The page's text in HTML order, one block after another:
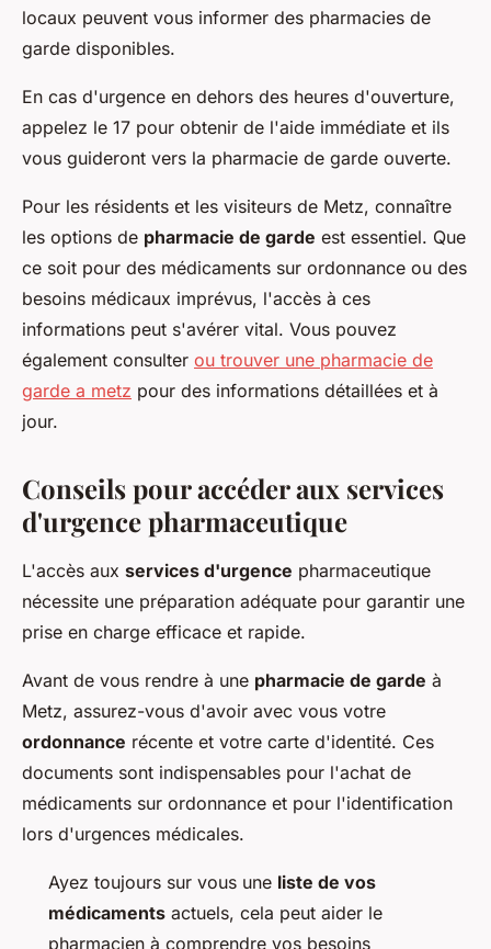
locaux peuvent vous informer des pharmacies de
garde disponibles.
En cas d'urgence en dehors des heures d'ouverture,
appelez le 17 pour obtenir de l'aide immédiate et ils
vous guideront vers la pharmacie de garde ouverte.
Pour les résidents et les visiteurs de Metz, connaître
les options de pharmacie de garde est essentiel. Que
ce soit pour des médicaments sur ordonnance ou des
besoins médicaux imprévus, l'accès à ces
informations peut s'avérer vital. Vous pouvez
également consulter ou trouver une pharmacie de
garde a metz pour des informations détaillées et à
jour.
Conseils pour accéder aux services
d'urgence pharmaceutique
L'accès aux services d'urgence pharmaceutique
nécessite une préparation adéquate pour garantir une
prise en charge efficace et rapide.
Avant de vous rendre à une pharmacie de garde à
Metz, assurez-vous d'avoir avec vous votre
ordonnance récente et votre carte d'identité. Ces
documents sont indispensables pour l'achat de
médicaments sur ordonnance et pour l'identification
lors d'urgences médicales.
Ayez toujours sur vous une liste de vos
médicaments actuels, cela peut aider le
pharmacien à comprendre vos besoins